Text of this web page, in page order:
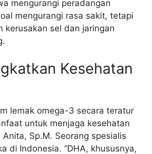
mengurangi peradangan
mengurangi rasa sakit, tetapi
kerusakan sel dan jaringan
Kesehatan
lemak omega-3 secara teratur
untuk menjaga kesehatan
Anita, Sp.M. Seorang spesialis
di Indonesia. “DHA, khususnya,